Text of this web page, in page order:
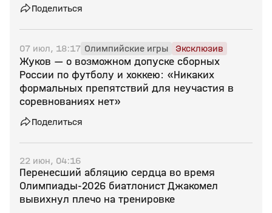
Поделиться
07 июл, 18:17 Олимпийские игры Эксклюзив
Жуков — о возможном допуске сборных
России по футболу и хоккею: «Никаких
формальных препятствий для неучастия в
соревнованиях нет»
Поделиться
22 июн, 04:16
Перенесший абляцию сердца во время
Олимпиады‑2026 биатлонист Джакомел
вывихнул плечо на тренировке